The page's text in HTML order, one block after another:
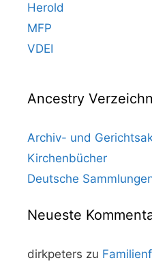
Herold
MFP
VDEI
Ancestry
Archiv- und
Kirchenbücher
Deutsche
Neueste
dirkpeters zu